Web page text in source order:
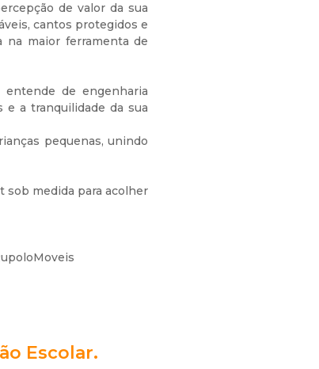
de valor da sua
cantos protegidos e
na maior ferramenta de
de engenharia
a tranquilidade da sua
pequenas, unindo
sob medida para acolher
Escolar.